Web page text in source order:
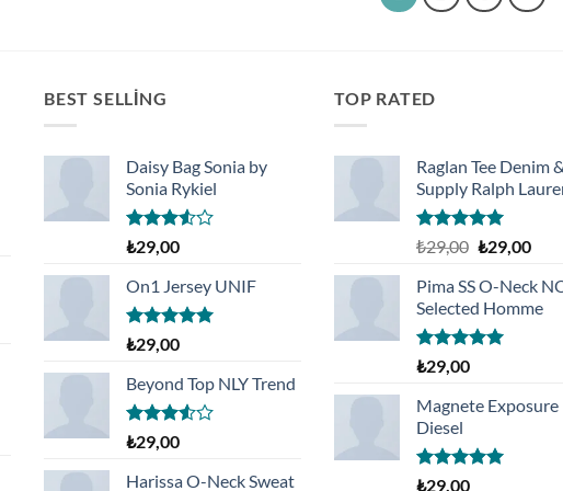
BEST SELLING
Daisy Bag Sonia by
Sonia Rykiel
5
üzerinden
3.50oy
aldı
₺29,00
On1 Jersey UNIF
5 üzerinden
5.00oy
aldı
₺29,00
Beyond Top NLY Trend
5
üzerinden
3.50oy
₺29,00
Harissa O-Neck Sweat
TOP RATED
Raglan Tee Denim &
Supply Ralph
5 üzerinden
oy
aldı
₺29,00 Orijinal
₺29,00.
₺29,00Şu
Pima SS O-Neck
Selected Homme
5 üzerinden
5.00oy
aldı
₺29,00
Magnete Exposure
Diesel
5 üzerinden
₺29,00